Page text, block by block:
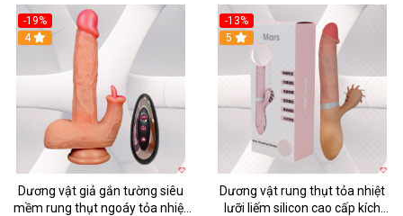
-19%
4
Dương vật giả gắn tường siêu
mềm rung thụt ngoáy tỏa nhiệt
-13%
5
Dương vật rung thụt tỏa nhiệt
lưỡi liếm silicon cao cấp kích